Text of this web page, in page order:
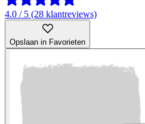
4.0 / 5 (28 klantreviews)
Opslaan in Favorieten